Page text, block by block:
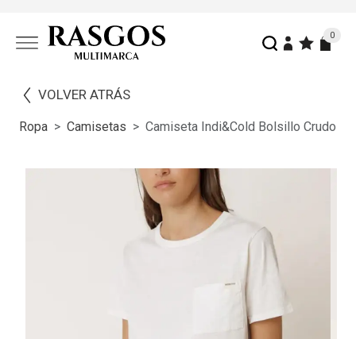
0
VOLVER ATRÁS
Ropa Camisetas Camiseta Indi&cold Bolsillo Crudo